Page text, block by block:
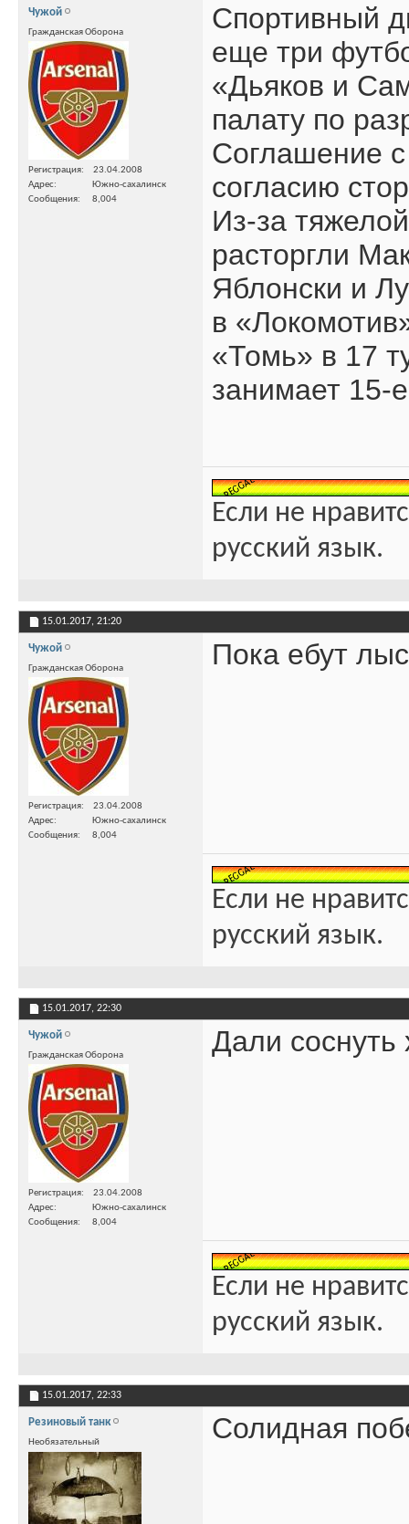
Чужой
Гражданская Оборона
Регистрация
23.04.2008
Адрес
Южно-сахалинск
Сообщения
8,004
Спортивный
еще три
«Дьяков и
палату по
Соглашение
согласию
Из-за
расторгли
Яблонски и
в
«Томь» в 17
занимает 15-
Если не
русский язык.
15.01.2017, 21:20
Чужой
Гражданская Оборона
Регистрация
23.04.2008
Адрес
Южно-сахалинск
Сообщения
8,004
Пока ебут
Если не
русский язык.
15.01.2017, 22:30
Чужой
Гражданская Оборона
Регистрация
23.04.2008
Адрес
Южно-сахалинск
Сообщения
8,004
Дали соснуть
Если не
русский язык.
15.01.2017, 22:33
Резиновый танк
Необязательный Солидная